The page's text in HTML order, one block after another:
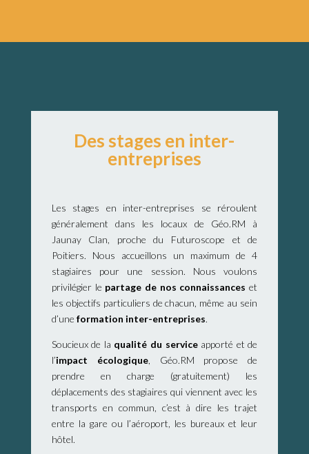
Des stages en inter-
entreprises
Les stages en inter-entreprises se réroulent
généralement dans les locaux de Géo.RM à
Jaunay Clan, proche du Futuroscope et de
Poitiers. Nous accueillons un maximum de 4
stagiaires pour une session. Nous voulons
privilégier le partage de nos connaissances et
les objectifs particuliers de chacun, même au sein
d’une formation inter-entreprises.
Soucieux de la qualité du serviceapporté et de
l’impact écologique, Géo.RM propose de
prendre en charge (gratuitement) les
déplacements des stagiaires qui viennent avec les
transports en commun, c’est à dire les trajet
entre la gare ou l’aéroport, les bureaux et leur
hôtel.